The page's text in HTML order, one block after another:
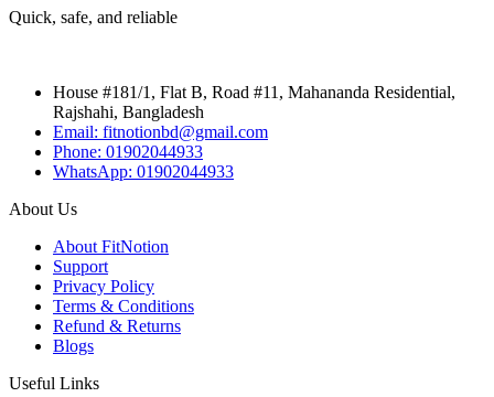
Quick, safe, and reliable
House #181/1, Flat B, Road #11, Mahananda Residential,
Rajshahi, Bangladesh
Email: fitnotionbd@gmail.com
Phone: 01902044933
WhatsApp: 01902044933
About Us
About FitNotion
Support
Privacy Policy
Terms & Conditions
Refund & Returns
Blogs
Useful Links